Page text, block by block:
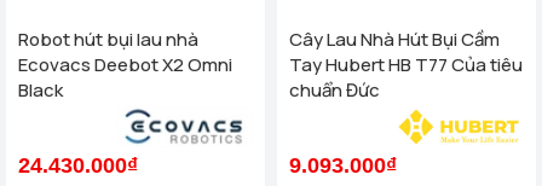
Robot hút bụi lau nhà
Ecovacs Deebot X2 Omni
Black
24.430.000₫
Cây Lau Nhà Hút Bụi Cầm
Tay Hubert HB T77 Của tiêu
chuẩn Đức
9.093.000₫